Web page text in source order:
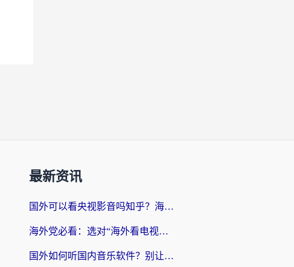
最新资讯
国外可以看央视影音吗知乎？海外党亲测有效的回国加速方案
海外党必看：选对“海外看电视剧软件”，再也不用愁国内剧刷不了
国外如何听国内音乐软件？别让地域限制，断了你的中文歌单